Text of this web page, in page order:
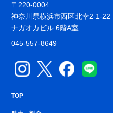
〒220-0004
神奈川県横浜市西区北幸2-1-22
ナガオカビル 6階A室
045-557-8649
TOP